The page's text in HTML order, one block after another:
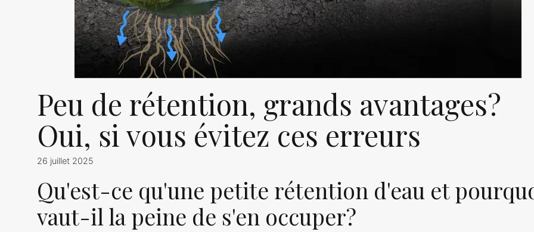
Peu de rétention, grands avantages?
Oui, si vous évitez ces erreurs
26 juillet 2025
Qu'est-ce qu'une petite rétention d'eau et
vaut-il la peine de s'en occuper?